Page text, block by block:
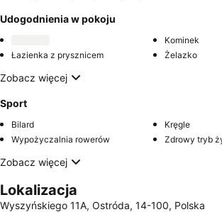
Udogodnienia w pokoju
Kominek
Łazienka z prysznicem
Żelazko
Zobacz więcej
Sport
Bilard
Kręgle
Wypożyczalnia rowerów
Zdrowy tryb
Zobacz więcej
Lokalizacja
Wyszyńskiego 11A, Ostróda, 14-100, Polska